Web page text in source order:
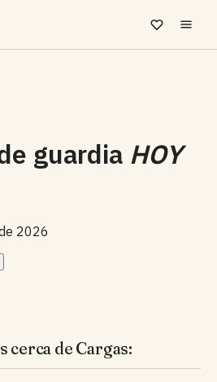
guardia HOY
2026
cerca de Cargas: